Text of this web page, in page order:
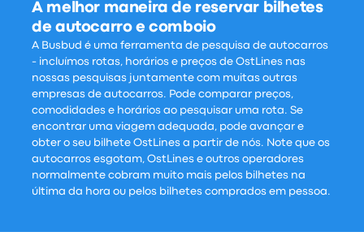
A melhor maneira de reservar bilhetes
de autocarro e comboio
A Busbud é uma ferramenta de pesquisa de autocarros
- incluímos rotas, horários e preços de OstLines nas
nossas pesquisas juntamente com muitas outras
empresas de autocarros. Pode comparar preços,
comodidades e horários ao pesquisar uma rota. Se
encontrar uma viagem adequada, pode avançar e
obter o seu bilhete OstLines a partir de nós. Note que os
autocarros esgotam, OstLines e outros operadores
normalmente cobram muito mais pelos bilhetes na
última da hora ou pelos bilhetes comprados em pessoa.